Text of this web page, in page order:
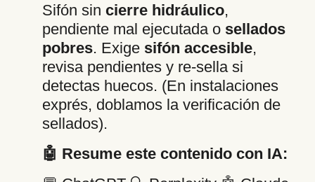
Sifón sin cierre hidráulico,
pendiente mal ejecutada o sellados
pobres. Exige sifón accesible,
revisa pendientes y re-sella si
detectas huecos. (En instalaciones
exprés, doblamos la verificación de
sellados).
🤖 Resume este contenido con IA: